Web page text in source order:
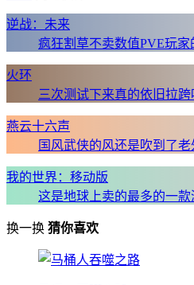
逆战：未来
疯狂割草不卖数值PVE玩家
火环
三次测试下来真的依旧拉跨
燕云十六声
国风武侠的风还是吹到了老
我的世界：移动版
这是地球上卖的最多的一款
换一换 猜你喜欢